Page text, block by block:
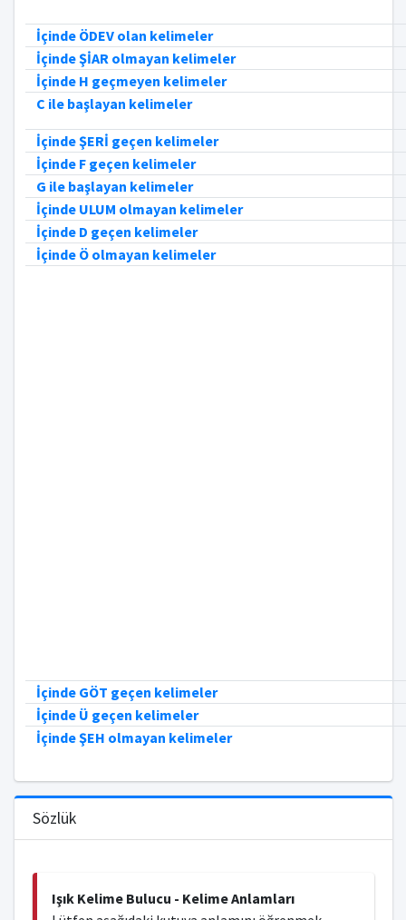
İçinde ÖDEV olan kelimeler
İçinde ŞİAR olmayan kelimeler
İçinde H geçmeyen kelimeler
C ile başlayan kelimeler
İçinde ŞERİ geçen kelimeler
İçinde F geçen kelimeler
G ile başlayan kelimeler
İçinde ULUM olmayan kelimeler
İçinde D geçen kelimeler
İçinde Ö olmayan kelimeler
İçinde GÖT geçen kelimeler
İçinde Ü geçen kelimeler
İçinde ŞEH olmayan kelimeler
Sözlük
Işık Kelime Bulucu - Kelime Anlamları